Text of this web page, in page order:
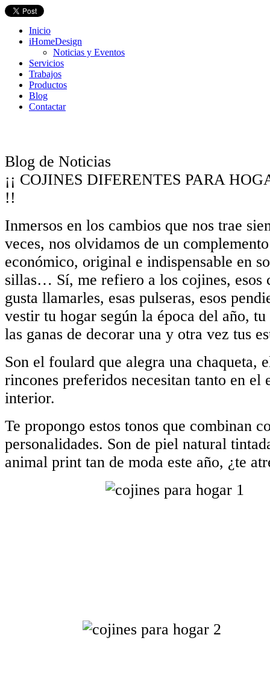
Inicio
iHomeDesign
Noticias y Eventos
Servicios
Trabajos
Productos
Blog
Contactar
Blog de Noticias
¡¡ COJINES DIFERENTES PARA
!!
Inmersos en los cambios que nos trae
veces, nos olvidamos de un
económico, original e indispensable en
sillas… Sí, me refiero a los cojines, esos
gusta llamarles, esas pulseras, esos
vestir tu hogar según la época del año,
las ganas de decorar una y otra vez tus
Son el foulard que alegra una chaqueta,
rincones preferidos necesitan tanto en el
interior.
Te propongo estos tonos que combinan
personalidades. Son de piel natural
animal print tan de moda este año, ¿te